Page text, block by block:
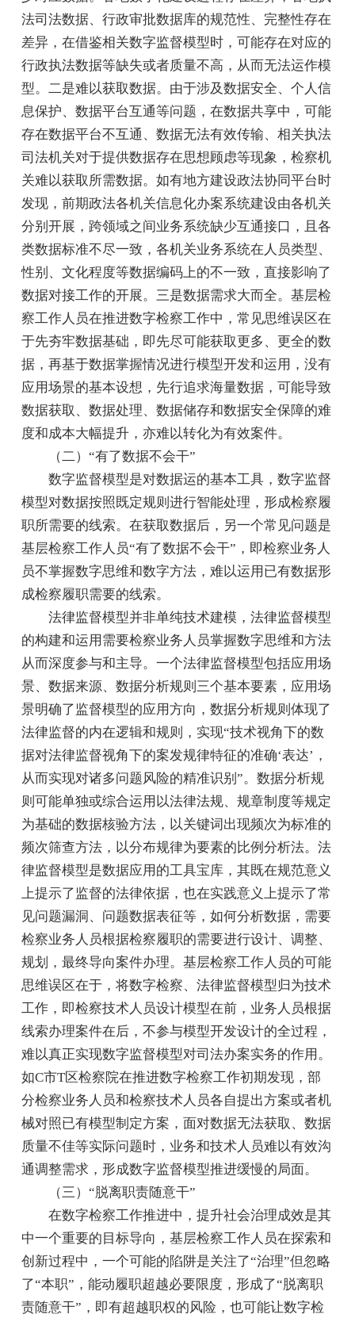
法司法数据、行政审批数据库的规范性、完整性存在
差异，在借鉴相关数字监督模型时，可能存在对应的
行政执法数据等缺失或者质量不高，从而无法运作模
型。二是难以获取数据。由于涉及数据安全、个人信
息保护、数据平台互通等问题，在数据共享中，可能
存在数据平台不互通、数据无法有效传输、相关执法
司法机关对于提供数据存在思想顾虑等现象，检察机
关难以获取所需数据。如有地方建设政法协同平台时
发现，前期政法各机关信息化办案系统建设由各机关
分别开展，跨领域之间业务系统缺少互通接口，且各
类数据标准不尽一致，各机关业务系统在人员类型、
性别、文化程度等数据编码上的不一致，直接影响了
数据对接工作的开展。三是数据需求大而全。基层检
察工作人员在推进数字检察工作中，常见思维误区在
于先夯牢数据基础，即先尽可能获取更多、更全的数
据，再基于数据掌握情况进行模型开发和运用，没有
应用场景的基本设想，先行追求海量数据，可能导致
数据获取、数据处理、数据储存和数据安全保障的难
度和成本大幅提升，亦难以转化为有效案件。
（二）“有了数据不会干”
数字监督模型是对数据运的基本工具，数字监督
模型对数据按照既定规则进行智能处理，形成检察履
职所需要的线索。在获取数据后，另一个常见问题是
基层检察工作人员“有了数据不会干”，即检察业务人
员不掌握数字思维和数字方法，难以运用已有数据形
成检察履职需要的线索。
法律监督模型并非单纯技术建模，法律监督模型
的构建和运用需要检察业务人员掌握数字思维和方法
从而深度参与和主导。一个法律监督模型包括应用场
景、数据来源、数据分析规则三个基本要素，应用场
景明确了监督模型的应用方向，数据分析规则体现了
法律监督的内在逻辑和规则，实现“技术视角下的数
据对法律监督视角下的案发规律特征的准确‘表达’，
从而实现对诸多问题风险的精准识别”。数据分析规
则可能单独或综合运用以法律法规、规章制度等规定
为基础的数据核验方法，以关键词出现频次为标准的
频次筛查方法，以分布规律为要素的比例分析法。法
律监督模型是数据应用的工具宝库，其既在规范意义
上提示了监督的法律依据，也在实践意义上提示了常
见问题漏洞、问题数据表征等，如何分析数据，需要
检察业务人员根据检察履职的需要进行设计、调整、
规划，最终导向案件办理。基层检察工作人员的可能
思维误区在于，将数字检察、法律监督模型归为技术
工作，即检察技术人员设计模型在前，业务人员根据
线索办理案件在后，不参与模型开发设计的全过程，
难以真正实现数字监督模型对司法办案实务的作用。
如C市T区检察院在推进数字检察工作初期发现，部
分检察业务人员和检察技术人员各自提出方案或者机
械对照已有模型制定方案，面对数据无法获取、数据
质量不佳等实际问题时，业务和技术人员难以有效沟
通调整需求，形成数字监督模型推进缓慢的局面。
（三）“脱离职责随意干”
在数字检察工作推进中，提升社会治理成效是其
中一个重要的目标导向，基层检察工作人员在探索和
创新过程中，一个可能的陷阱是关注了“治理”但忽略
了“本职”，能动履职超越必要限度，形成了“脱离职
责随意干”，即有超越职权的风险，也可能让数字检